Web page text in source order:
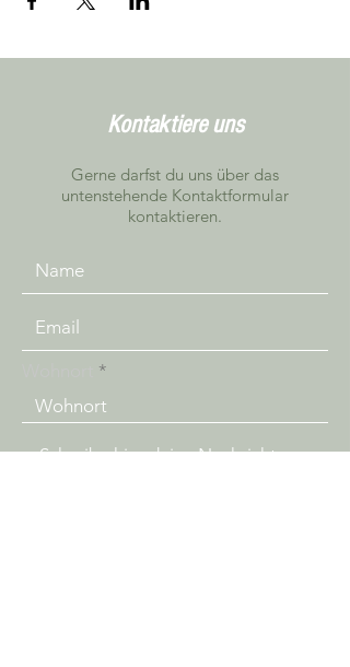
Kontaktiere uns
Gerne darfst du uns über das
untenstehende Kontaktformular
kontaktieren.